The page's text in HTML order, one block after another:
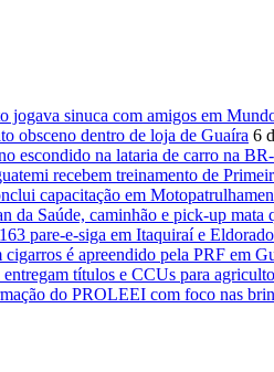
jogava sinuca com amigos em
obsceno dentro de loja de Guaíra 6
escondido na lataria de carro na
recebem treinamento de
capacitação em
Saúde, caminhão e pick-up mata
pare-e-siga em Itaquiraí e Eldorado
é apreendido pela PRF em
títulos e CCUs para
do PROLEEI com foco nas